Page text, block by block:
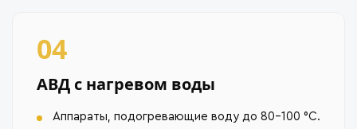
04
АВД с нагревом воды
Аппараты, подогревающие воду до 80–100 °C.